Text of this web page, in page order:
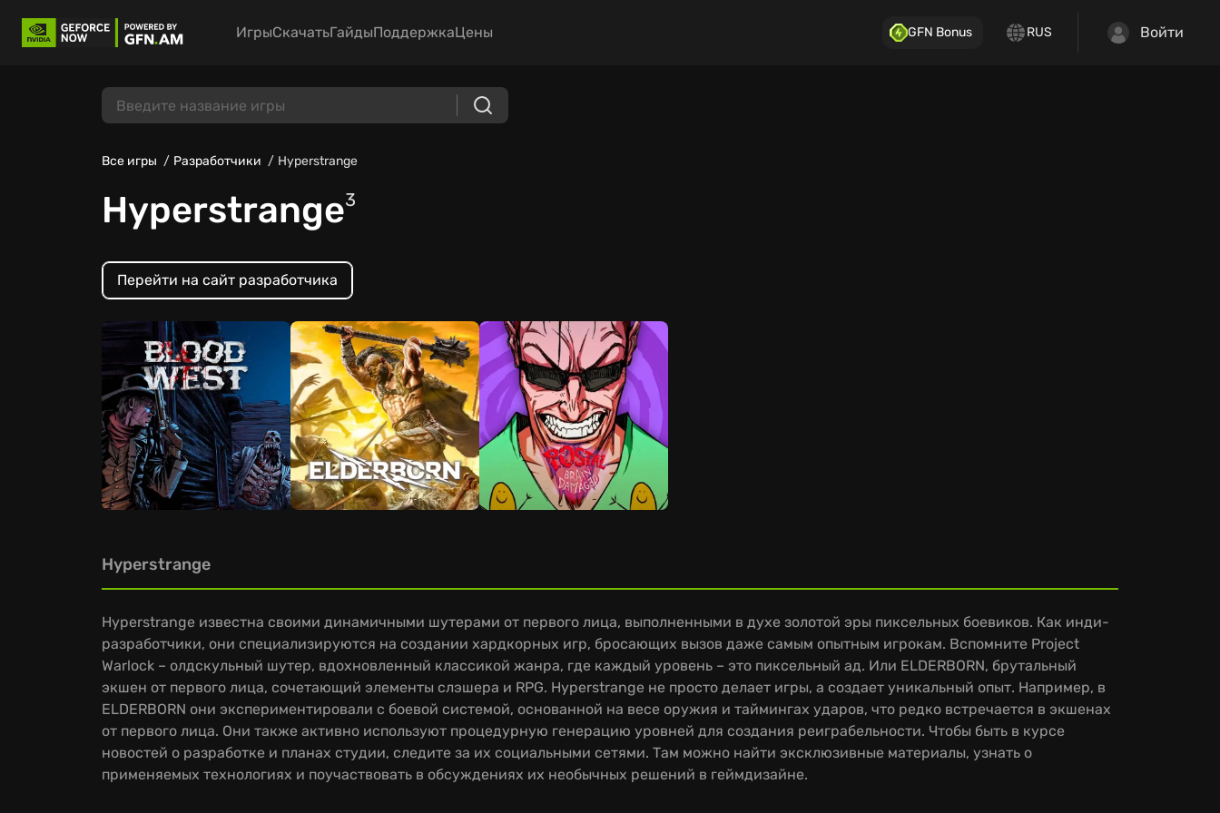
ИгрыСкачатьГайдыПоддержкаЦены GFN Bonus RUS Войти
Все игры Разработчики Hyperstrange
Hyperstrange3
Перейти на сайт разработчика
Hyperstrange
Hyperstrange известна своими динамичными шутерами от первого лица, выполненными в духе золотой эры пиксельных боевиков. Как инди-
разработчики, они специализируются на создании хардкорных игр, бросающих вызов даже самым опытным игрокам. Вспомните Project
Warlock – олдскульный шутер, вдохновленный классикой жанра, где каждый уровень – это пиксельный ад. Или ELDERBORN, брутальный
экшен от первого лица, сочетающий элементы слэшера и RPG. Hyperstrange не просто делает игры, а создает уникальный опыт. Например, в
ELDERBORN они экспериментировали с боевой системой, основанной на весе оружия и таймингах ударов, что редко встречается в экшенах
от первого лица. Они также активно используют процедурную генерацию уровней для создания реиграбельности. Чтобы быть в курсе
новостей о разработке и планах студии, следите за их социальными сетями. Там можно найти эксклюзивные материалы, узнать о
применяемых технологиях и поучаствовать в обсуждениях их необычных решений в геймдизайне.